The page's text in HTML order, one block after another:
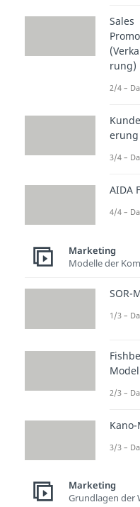
über
Aus
das
Sales
rung)
2/4 –
erung
3/4 –
AIDA
4/4 –
Marketing
Modelle der
SOR-
1/3 –
2/3 –
3/3 –
Marketing
Grundlagen der